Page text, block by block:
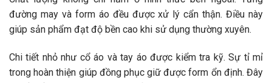
đường may và form áo đều được xử lý cẩn thận. Điều này
giúp sản phẩm đạt độ bền cao khi sử dụng thường xuyên.
Chi tiết nhỏ như cổ áo và tay áo được kiểm tra kỹ. Sự tỉ mỉ
trong hoàn thiện giúp đồng phục giữ được form ổn định. Đây